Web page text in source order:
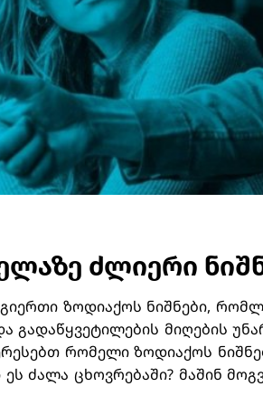
ძლიერი
ზოდიაქოს ნიშნები,
გადაწყვეტილების მიღების
რომელი ზოდიაქოს
ძალა ცხოვრებაში? მაშინ